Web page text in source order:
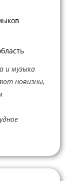
и музыка
новизны,